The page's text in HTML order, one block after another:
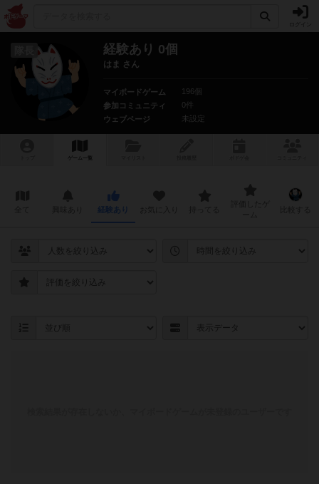
経験あり 0個
はま さん
マイボードゲーム
196個
参加コミュニティ
0件
ウェブページ
未設定
ゲーム一覧
経験あり